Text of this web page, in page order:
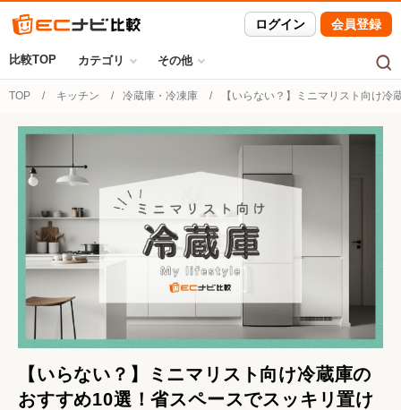
ログイン 会員登録
比較TOP カテゴリ その他
TOP キッチン 冷蔵庫・冷凍庫 【いらない？】ミニマリスト向け
【いらない？】ミニマリスト向け冷蔵庫の
おすすめ10選！省スペースでスッキリ置け